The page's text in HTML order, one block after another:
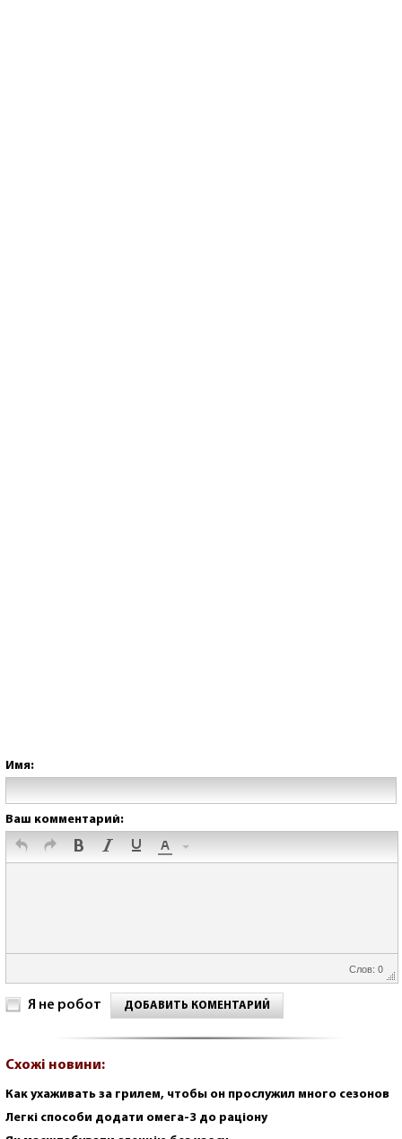
Имя:
Ваш комментарий:
Слов: 0
Я не робот ДОБАВИТЬ КОМЕНТАРИЙ
Схожі новини:
Как ухаживать за грилем, чтобы он прослужил много сезонов
Легкі способи додати омега-3 до раціону